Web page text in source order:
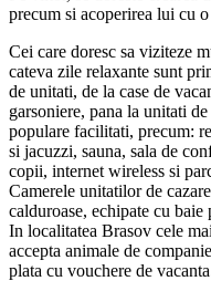
precum si acoperirea lui cu
Cei care doresc sa viziteze
cateva zile relaxante sunt
de unitati, de la case de
garsoniere, pana la unitati
populare facilitati, precum:
si jacuzzi, sauna, sala de
copii, internet wireless si
Camerele unitatilor de
calduroase, echipate cu
In localitatea Brasov cele
accepta animale de
plata cu vouchere de